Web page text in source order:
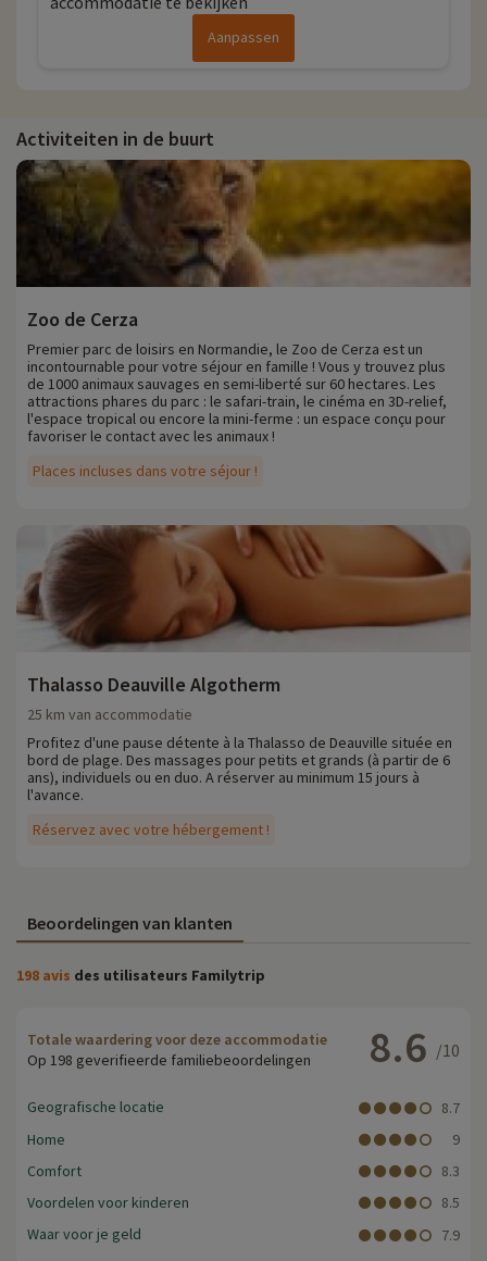
Aanpassen
Activiteiten in de buurt
Zoo de Cerza
Places incluses dans votre séjour !
Premier parc de loisirs en Normandie, le Zoo de Cerza est un
incontournable pour votre séjour en famille ! Vous y trouvez plus
de 1000 animaux sauvages en semi-liberté sur 60 hectares. Les
attractions phares du parc : le safari-train, le cinéma en 3D-relief,
l'espace tropical ou encore la mini-ferme : un espace conçu pour
favoriser le contact avec les animaux !
Thalasso Deauville Algotherm
Réservez avec votre hébergement !
25 km van accommodatie
Profitez d'une pause détente à la Thalasso de Deauville située en
bord de plage. Des massages pour petits et grands (à partir de 6
ans), individuels ou en duo. A réserver au minimum 15 jours à
l'avance.
Beoordelingen van klanten
198 avis des utilisateurs Familytrip
Totale waardering voor deze accommodatie
Op 198 geverifieerde familiebeoordelingen
8.6 /10
Geografische locatie
8.7
Home
9
Comfort
8.3
Voordelen voor kinderen
8.5
Waar voor je geld
7.9